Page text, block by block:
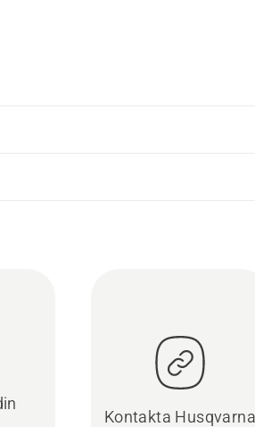
Kontakta Husqvarna